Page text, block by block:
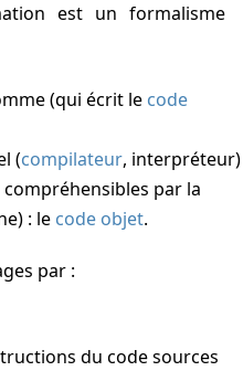
(qui écrit le code
(compilateur, interpréteur)
par la
: le code objet.
par :
du code sources